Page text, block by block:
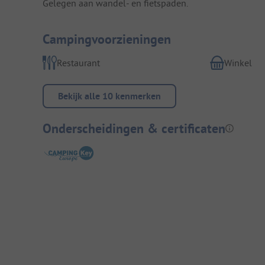
Gelegen aan wandel- en fietspaden.
Campingvoorzieningen
Restaurant Winkel
Bekijk alle 10 kenmerken
Onderscheidingen & certificaten